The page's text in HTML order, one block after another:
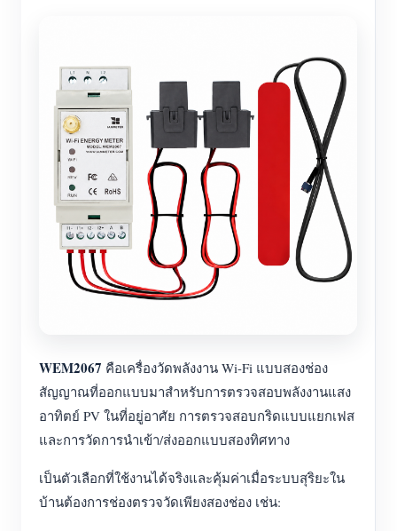
WEM2067 คือเครื่องวัดพลังงาน Wi-Fi แบบสองช่อง
สัญญาณที่ออกแบบมาสำหรับการตรวจสอบพลังงานแสง
อาทิตย์ PV ในที่อยู่อาศัย การตรวจสอบกริดแบบแยกเฟส
และการวัดการนำเข้า/ส่งออกแบบสองทิศทาง
เป็นตัวเลือกที่ใช้งานได้จริงและคุ้มค่าเมื่อระบบสุริยะใน
บ้านต้องการช่องตรวจวัดเพียงสองช่อง เช่น: